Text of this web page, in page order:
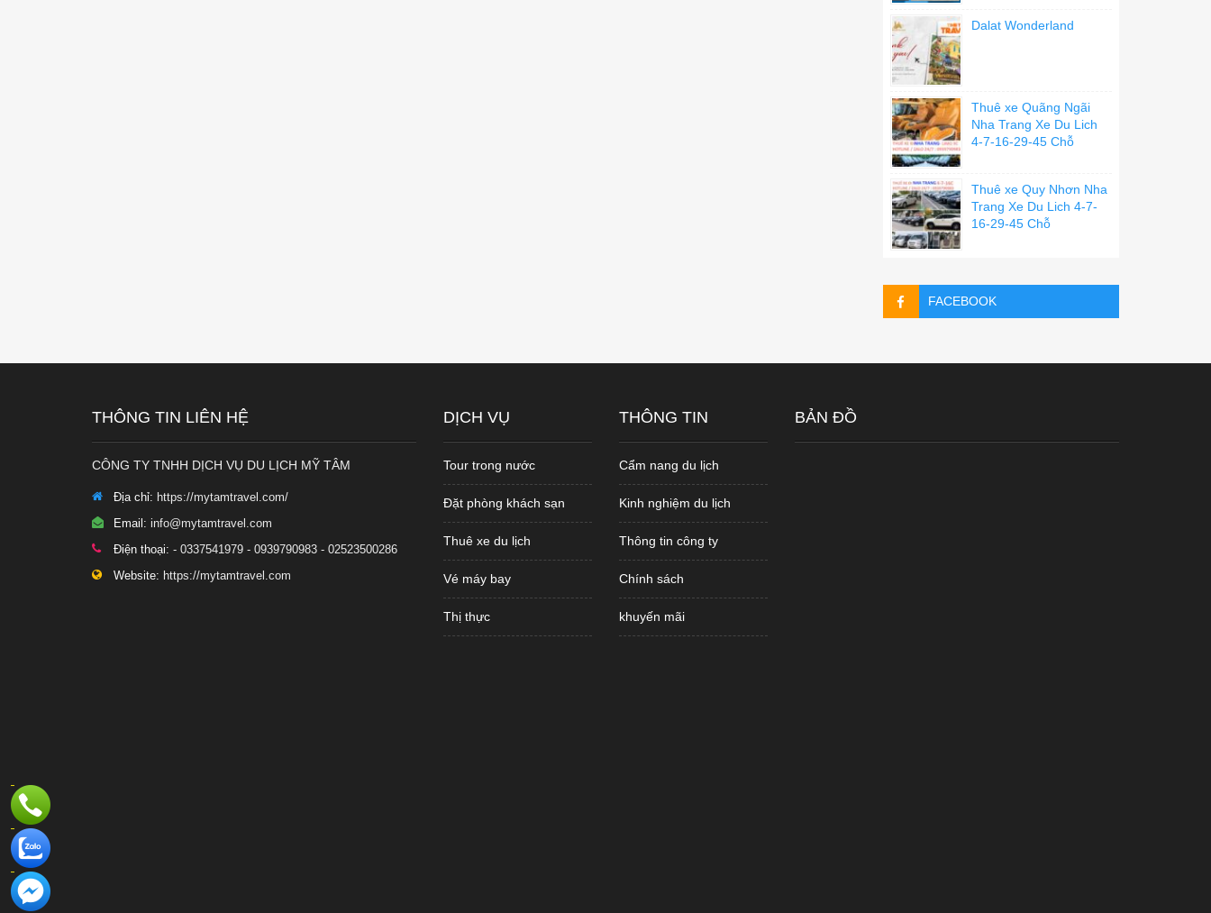
Dalat Wonderland
Thuê xe Quãng Ngãi
Nha Trang Xe Du Lich
4-7-16-29-45 Chỗ
Thuê xe Quy Nhơn Nha
Trang Xe Du Lich 4-7-
16-29-45 Chỗ
FACEBOOK
THÔNG TIN LIÊN HỆ
CÔNG TY TNHH DỊCH VỤ DU LỊCH MỸ TÂM
Địa chỉ: https://mytamtravel.com/
Email: info@mytamtravel.com
Điện thoại: - 0337541979 - 0939790983 - 02523500286
Website: https://mytamtravel.com
DỊCH VỤ
Tour trong nước
Đặt phòng khách sạn
Thuê xe du lịch
Vé máy bay
Thị thực
THÔNG TIN
Cẩm nang du lịch
Kinh nghiệm du lịch
Thông tin công ty
Chính sách
khuyến mãi
BẢN ĐỒ